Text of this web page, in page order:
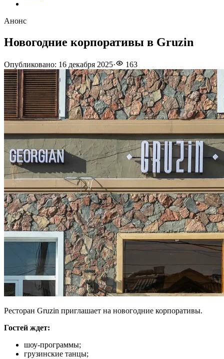
Анонс
Новогодние корпоративы в Gruzin
Опубликовано: 16 декабря 2025· 163
Ресторан Gruzin приглашает на новогодние корпоративы.
Гостей ждет:
шоу-программы;
грузинские танцы;